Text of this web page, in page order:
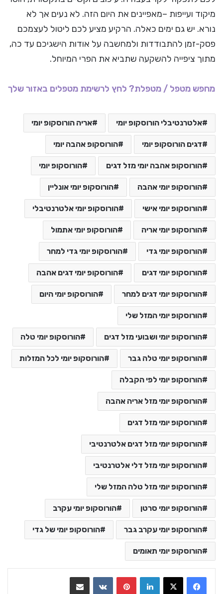
מיקוד ועייפות –מאפיינים את היום הזה. לא נעים אך לא
נורא. יש גם ימים כאלה. הרקיע מציע לכם ליטול לעצמכם
פסק-זמן להתבודדות ולמחשבה על אודות הישגיכם עד כה,
מתוך ציפייה להשקעה שתביא את הפרי המיוחל.
מחפש מטפל / מטפלת? לחץ לרשימת מטפלים באזור שלך
אלטרנטיבלי הורוסקופ יומי אריה הורוסקופ יומי
דגים הורוסקופ יומי הורוסקופ אהבה יומי
הורוסקופ אהבה יומי מזל דגים הורוסקופ יומי
הורוסקופ יומי אהבה הורוסקופ יומי אונליין
הורוסקופ יומי אישי הורוסקופ יומי אלטרנטיבלי
הורוסקופ יומי אריה הורוסקופ יומי אתמול
הורוסקופ יומי גדי הורוסקופ יומי גדי למחר
הורוסקופ יומי דגים הורוסקופ יומי דגים אהבה
הורוסקופ יומי דגים למחר הורוסקופ יומי היום
הורוסקופ יומי המזל שלי
הורוסקופ יומי ושבועי מזל דגים הורוסקופ יומי טלה
הורוסקופ יומי טלה גבר הורוסקופ יומי לכל המזלות
הורוסקופ יומי לפי הקבלה
הורוסקופ יומי מזל אריה אהבה
הורוסקופ יומי מזל דגים
הורוסקופ יומי מזל דגים אלטרנטיבי
הורוסקופ יומי מזל דלי אלטרנטיבי
הורוסקופ יומי מזל טלה המזל שלי
הורוסקופ יומי סרטן הורוסקופ יומי עקרב
הורוסקופ יומי עקרב גבר הורוסקופ יומי של גדי
הורוסקופ יומי תאומים
LinkedIn
VKontakte